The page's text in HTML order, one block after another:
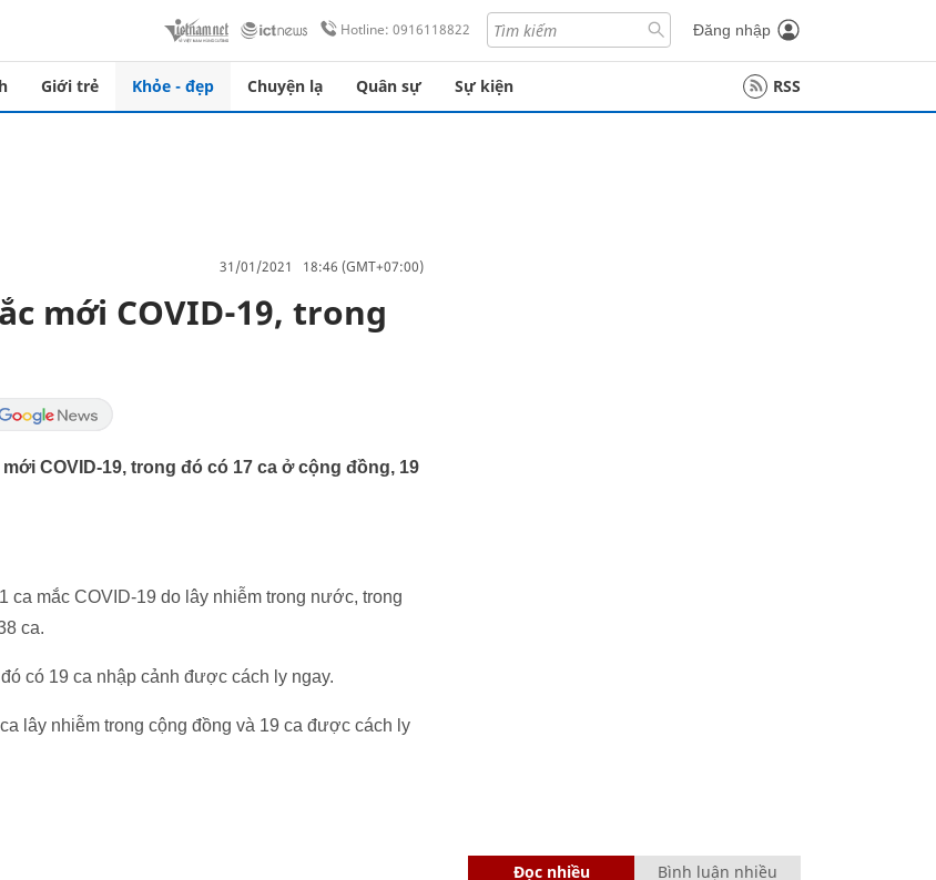
Hotline: 0916118822 Đăng nhập
Giới trẻ Khỏe - đẹp Chuyện lạ Quân sự Sự kiện RSS
31/01/2021 18:46 (GMT+07:00)
mới COVID-19, trong
COVID-19, trong đó có 17 ca ở cộng đồng, 19
ca mắc COVID-19 do lây nhiễm trong nước, trong
ca.
có 19 ca nhập cảnh được cách ly ngay.
lây nhiễm trong cộng đồng và 19 ca được cách ly
Đọc nhiều Bình luận nhiều